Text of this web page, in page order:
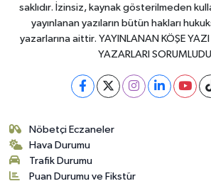
saklıdır. İzinsiz, kaynak gösterilmeden
yayınlanan yazıların bütün hakları
yazarlarına aittir. YAYINLANAN KÖŞE YAZI
YAZARLARI
Nöbetçi Eczaneler
Hava Durumu
Trafik Durumu
Puan Durumu ve Fikstür